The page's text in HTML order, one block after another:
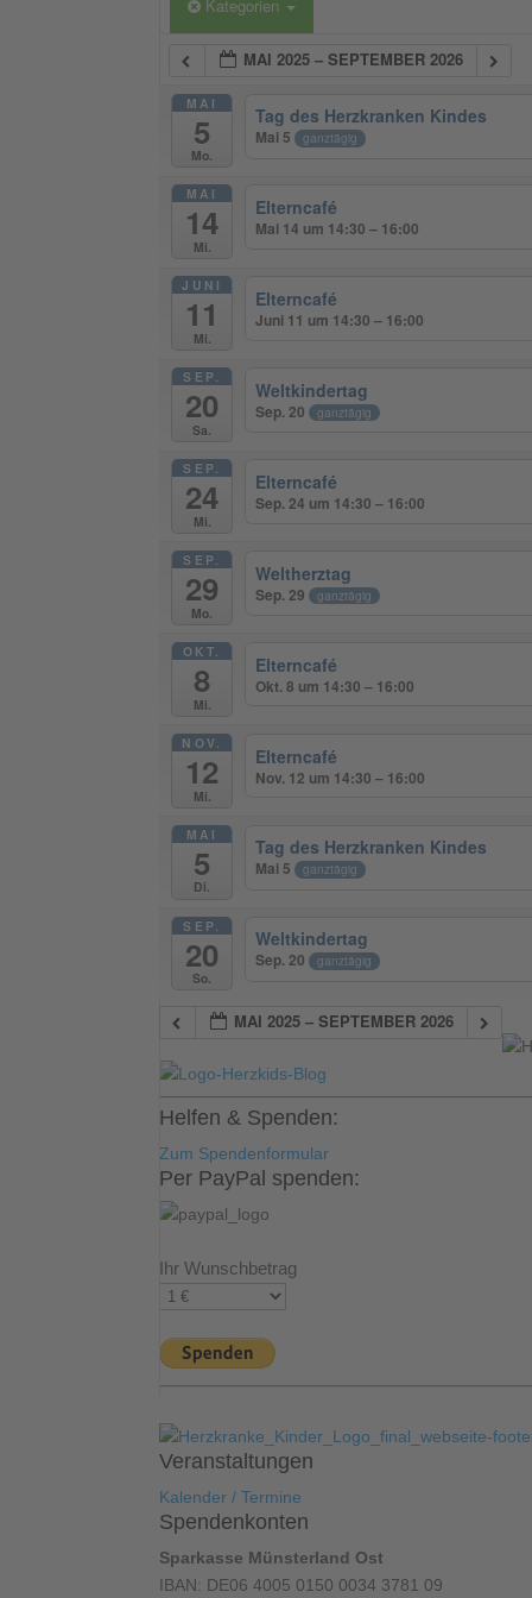
Kategorien
MAI 2025 – SEPTEMBER 2026
MAI
5
Mo.
Tag des Herzkranken Kindes
Mai 5 ganztägig
MAI
14
Mi.
Elterncafé
Mai 14 um 14:30 – 16:00
JUNI
11
Mi.
Elterncafé
Juni 11 um 14:30 – 16:00
SEP.
20
Sa.
Weltkindertag
Sep. 20 ganztägig
SEP.
24
Mi.
Elterncafé
Sep. 24 um 14:30 – 16:00
SEP.
29
Mo.
Weltherztag
Sep. 29 ganztägig
OKT.
8
Mi.
Elterncafé
Okt. 8 um 14:30 – 16:00
NOV.
12
Mi.
Elterncafé
Nov. 12 um 14:30 – 16:00
MAI
5
Di.
Tag des Herzkranken Kindes
Mai 5 ganztägig
SEP.
20
So.
Weltkindertag
Sep. 20 ganztägig
MAI 2025 – SEPTEMBER 2026
Helfen & Spenden:
Zum Spendenformular
Per PayPal spenden:
Ihr Wunschbetrag
Veranstaltungen
Kalender / Termine
Spendenkonten
Sparkasse Münsterland Ost
IBAN: DE06 4005 0150 0034 3781 09